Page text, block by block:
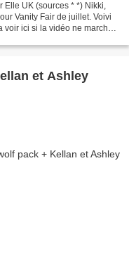
Elle UK (sources * *) Nikki,
Vanity Fair de juillet. Voivi
voir ici si la vidéo ne marche
et Ashley